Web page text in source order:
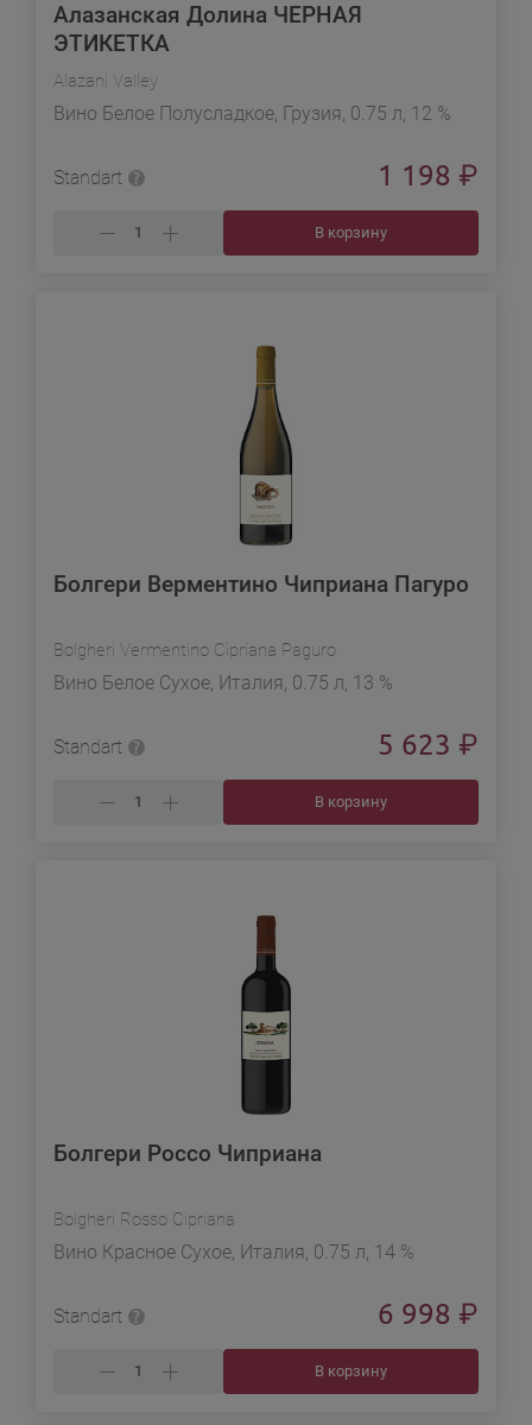
Алазанская Долина ЧЕРНАЯ
ЭТИКЕТКА
Alazani Valley
Вино Белое Полусладкое, Грузия, 0.75 л, 12 %
Standart 1 198 ₽
В корзину
Болгери Верментино Чиприана Пагуро
Bolgheri Vermentino Cipriana Paguro
Вино Белое Сухое, Италия, 0.75 л, 13 %
Standart 5 623 ₽
В корзину
Болгери Россо Чиприана
Bolgheri Rosso Cipriana
Вино Красное Сухое, Италия, 0.75 л, 14 %
Standart 6 998 ₽
В корзину